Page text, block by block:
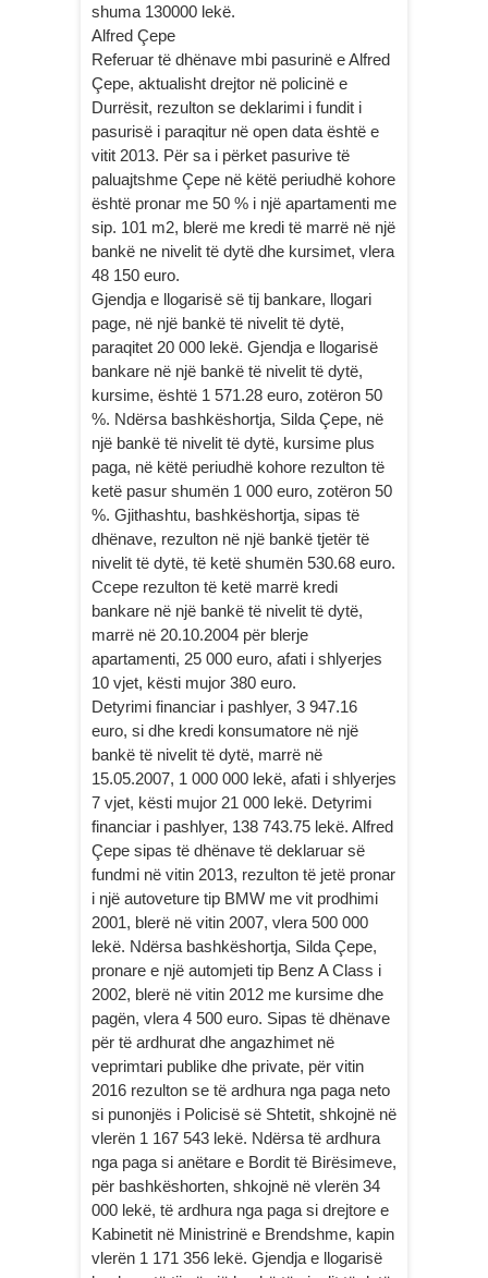
shuma 130000 lekë.
Alfred Çepe
Referuar të dhënave mbi pasurinë e Alfred
Çepe, aktualisht drejtor në policinë e
Durrësit, rezulton se deklarimi i fundit i
pasurisë i paraqitur në open data është e
vitit 2013. Për sa i përket pasurive të
paluajtshme Çepe në këtë periudhë kohore
është pronar me 50 % i një apartamenti me
sip. 101 m2, blerë me kredi të marrë në një
bankë ne nivelit të dytë dhe kursimet, vlera
48 150 euro.
Gjendja e llogarisë së tij bankare, llogari
page, në një bankë të nivelit të dytë,
paraqitet 20 000 lekë. Gjendja e llogarisë
bankare në një bankë të nivelit të dytë,
kursime, është 1 571.28 euro, zotëron 50
%. Ndërsa bashkëshortja, Silda Çepe, në
një bankë të nivelit të dytë, kursime plus
paga, në këtë periudhë kohore rezulton të
ketë pasur shumën 1 000 euro, zotëron 50
%. Gjithashtu, bashkëshortja, sipas të
dhënave, rezulton në një bankë tjetër të
nivelit të dytë, të ketë shumën 530.68 euro.
Ccepe rezulton të ketë marrë kredi
bankare në një bankë të nivelit të dytë,
marrë në 20.10.2004 për blerje
apartamenti, 25 000 euro, afati i shlyerjes
10 vjet, kësti mujor 380 euro.
Detyrimi financiar i pashlyer, 3 947.16
euro, si dhe kredi konsumatore në një
bankë të nivelit të dytë, marrë në
15.05.2007, 1 000 000 lekë, afati i shlyerjes
7 vjet, kësti mujor 21 000 lekë. Detyrimi
financiar i pashlyer, 138 743.75 lekë. Alfred
Çepe sipas të dhënave të deklaruar së
fundmi në vitin 2013, rezulton të jetë pronar
i një autoveture tip BMW me vit prodhimi
2001, blerë në vitin 2007, vlera 500 000
lekë. Ndërsa bashkëshortja, Silda Çepe,
pronare e një automjeti tip Benz A Class i
2002, blerë në vitin 2012 me kursime dhe
pagën, vlera 4 500 euro. Sipas të dhënave
për të ardhurat dhe angazhimet në
veprimtari publike dhe private, për vitin
2016 rezulton se të ardhura nga paga neto
si punonjës i Policisë së Shtetit, shkojnë në
vlerën 1 167 543 lekë. Ndërsa të ardhura
nga paga si anëtare e Bordit të Birësimeve,
për bashkëshorten, shkojnë në vlerën 34
000 lekë, të ardhura nga paga si drejtore e
Kabinetit në Ministrinë e Brendshme, kapin
vlerën 1 171 356 lekë. Gjendja e llogarisë